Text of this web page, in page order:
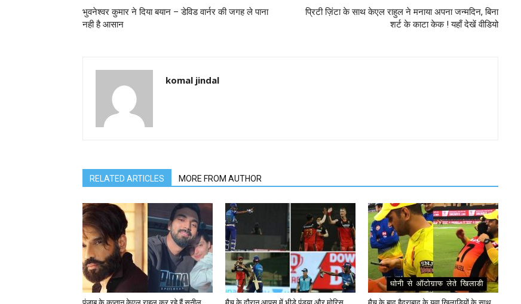
भुवनेश्वर कुमार ने दिया बयान – डेविड वार्नर की जगह ले पाना
नही है आसान
प्रिटी ज़िंटा के साथ केएल राहुल ने मनाया अपना जन्मदिन, बिना
शर्ट के काटा केक ! यहाँ देखें वीडियो
komal jindal
RELATED ARTICLES MORE FROM AUTHOR